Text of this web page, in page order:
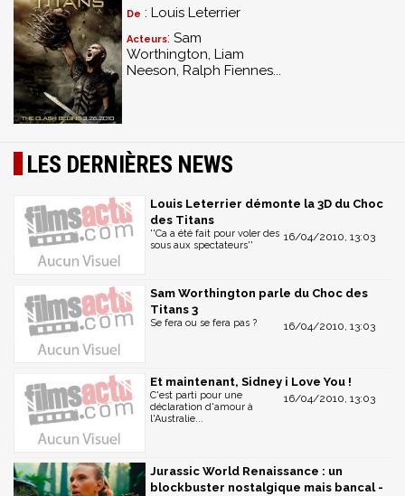
De : Louis Leterrier
Acteurs: Sam
Worthington, Liam
Neeson, Ralph Fiennes...
LES DERNIÈRES NEWS
Louis Leterrier démonte la 3D du Choc
des Titans
16/04/2010, 13:03
''Ca a été fait pour voler des
sous aux spectateurs''
Sam Worthington parle du Choc des
Titans 3
16/04/2010, 13:03
Se fera ou se fera pas ?
Et maintenant, Sidney i Love You !
16/04/2010, 13:03
C'est parti pour une
déclaration d'amour à
l'Australie...
Jurassic World Renaissance : un
blockbuster nostalgique mais bancal -